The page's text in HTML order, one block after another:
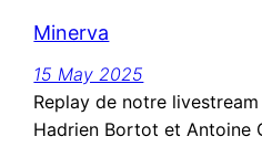
Minerva
15 May 2025
Replay de notre
Hadrien Bortot et Antoine